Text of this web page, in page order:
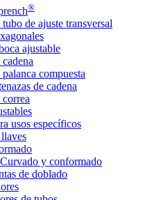
®
de ajuste transversal
ajustable
compuesta
de cadena
usos específicos
y conformado
de doblado